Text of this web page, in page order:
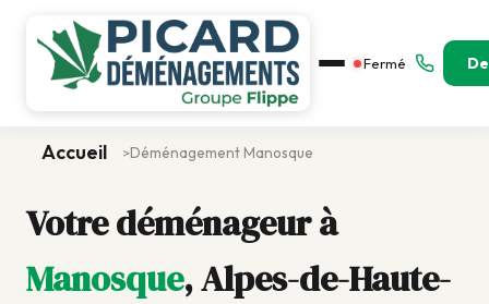
Fermé
Accueil >Déménagement Manosque
Votre déménageur à
Manosque, Alpes-de-Haute-